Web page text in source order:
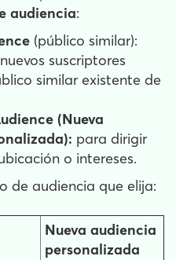
audiencia:
(público similar):
suscriptores
similar existente de
(Nueva
para dirigir
o intereses.
de audiencia que elija:
Nueva audiencia
personalizada